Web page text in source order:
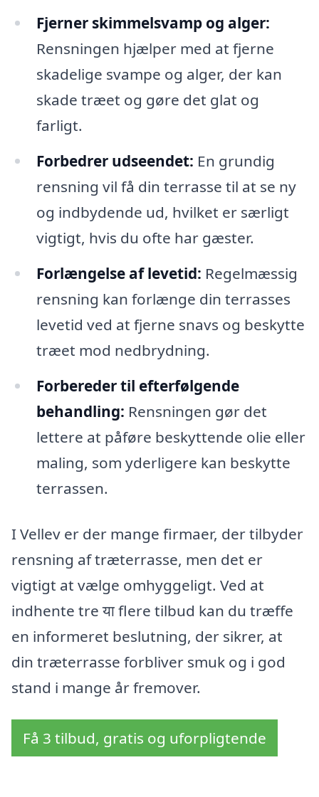
Fjerner skimmelsvamp og alger:
Rensningen hjælper med at fjerne
skadelige svampe og alger, der kan
skade træet og gøre det glat og
farligt.
Forbedrer udseendet: En grundig
rensning vil få din terrasse til at se ny
og indbydende ud, hvilket er særligt
vigtigt, hvis du ofte har gæster.
Forlængelse af levetid: Regelmæssig
rensning kan forlænge din terrasses
levetid ved at fjerne snavs og beskytte
træet mod nedbrydning.
Forbereder til efterfølgende
behandling: Rensningen gør det
lettere at påføre beskyttende olie eller
maling, som yderligere kan beskytte
terrassen.
I Vellev er der mange firmaer, der tilbyder
rensning af træterrasse, men det er
vigtigt at vælge omhyggeligt. Ved at
indhente tre या flere tilbud kan du træffe
en informeret beslutning, der sikrer, at
din træterrasse forbliver smuk og i god
stand i mange år fremover.
Få 3 tilbud, gratis og uforpligtende